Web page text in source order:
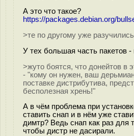
А это что такое?
https://packages.debian.org/
>те по другому уже
У тех большая часть пакетов -
>жуто боятся, что донейтов в
- "кому он нужен, ваш
поставке дистрибутива,
бесполезная хрень!"
А в чём проблема при
ставить снап и в нём уже
димтр? Ведь снап как раз для
чтобы дистр не дасирали.